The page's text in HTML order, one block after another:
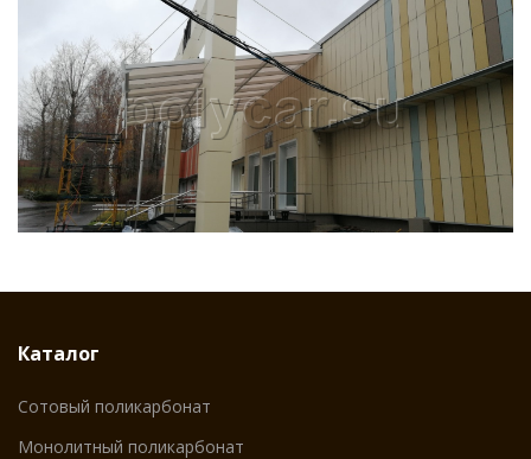
Каталог
Сотовый поликарбонат
Монолитный поликарбонат